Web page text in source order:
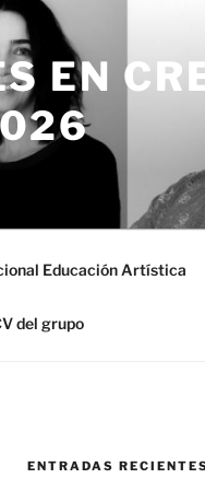
EN
Educación Artística
del grupo
ENTRADAS